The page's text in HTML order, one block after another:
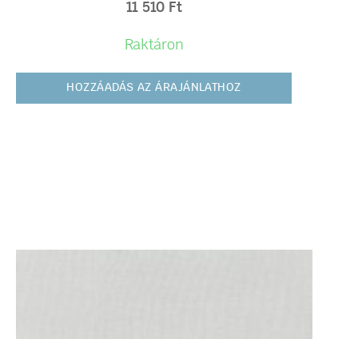
11 510 Ft
Raktáron
HOZZÁADÁS AZ ÁRAJÁNLATHOZ